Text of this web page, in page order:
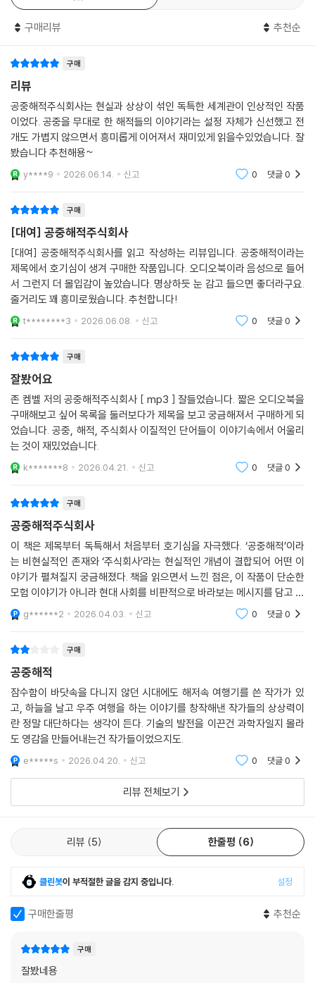
구매리뷰 추천순
구매
리뷰
공중해적주식회사는 현실과 상상이 섞인 독특한 세계관이 인상적인 작품
이었다. 공중을 무대로 한 해적들의 이야기라는 설정 자체가 신선했고 전
개도 가볍지 않으면서 흥미롭게 이어져서 재미있게 읽을수있었습니다. 잘
봤습니다 추천해용~
y****9 2026.06.14. 신고 0 댓글0
구매
[대여] 공중해적주식회사
[대여] 공중해적주식회사를 읽고 작성하는 리뷰입니다. 공중해적이라는
제목에서 호기심이 생겨 구매한 작품입니다. 오디오북이라 음성으로 들어
서 그런지 더 몰입감이 높았습니다. 명상하듯 눈 감고 들으면 좋더라구요.
줄거리도 꽤 흥미로웠습니다. 추천합니다!
t********3 2026.06.08. 신고 0 댓글0
구매
잘봤어요
존 켐벨 저의 공중해적주식회사 [ mp3 ] 잘들었습니다. 짧은 오디오북을
구매해보고 싶어 목록을 둘러보다가 제목을 보고 궁금해져서 구매하게 되
었습니다. 공중, 해적, 주식회사 이질적인 단어들이 이야기속에서 어울리
는 것이 재밌었습니다.
k*******8 2026.04.21. 신고 0 댓글0
구매
공중해적주식회사
이 책은 제목부터 독특해서 처음부터 호기심을 자극했다. ‘공중해적’이라
는 비현실적인 존재와 ‘주식회사’라는 현실적인 개념이 결합되어 어떤 이
야기가 펼쳐질지 궁금해졌다. 책을 읽으면서 느낀 점은, 이 작품이 단순한
모험 이야기가 아니라 현대 사회를 비판적으로 바라보는 메시지를 담고 있
다는 것이다.
g******2 2026.04.03. 신고 0 댓글0
구매
공중해적
잠수함이 바닷속을 다니지 않던 시대에도 해저속 여행기를 쓴 작가가 있
고, 하늘을 날고 우주 여행을 하는 이야기를 창작해낸 작가들의 상상력이
란 정말 대단하다는 생각이 든다. 기술의 발전을 이끈건 과학자일지 몰라
도 영감을 만들어내는건 작가들이었으지도.
e*****s 2026.04.20. 신고 0 댓글0
리뷰 전체보기
리뷰 5 한줄평 6
클린봇이 부적절한 글을 감지 중입니다. 설정
구매한줄평 추천순
구매
잘봤네용